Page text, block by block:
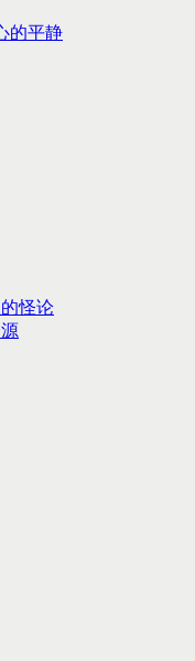
的平静
怪论